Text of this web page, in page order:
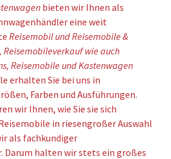
bieten wir Ihnen als
eine weit
Reisemobil und Reisemobile &
Reisemobileverkauf wie auch
Reisemobile und Kastenwagen
erhalten Sie bei uns in
Farben und Ausführungen.
wir Ihnen, wie Sie sie sich
in riesengroßer Auswahl
als fachkundiger
Darum halten wir stets ein großes